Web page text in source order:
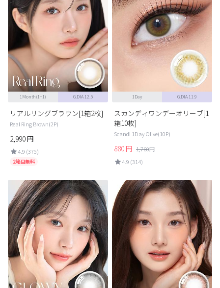
1Month(1+1) G.DIA 12.5
リアルリングブラウン[1箱2枚]
Real Ring Brown(2P)
2,990円
4.9 (375)
2箱目無料
1Day G.DIA 11.9
スカンディワンデーオリーブ[1
箱10枚]
Scandi 1Day Olive(10P)
880 円 1,760円
4.9 (314)